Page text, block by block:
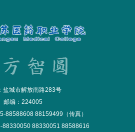
盐城市解放南路283号
邮编：224005
88588608 88159499（传真）
88330050 88330051 88588616